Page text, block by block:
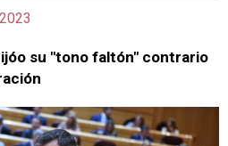
su "tono faltón" contrario